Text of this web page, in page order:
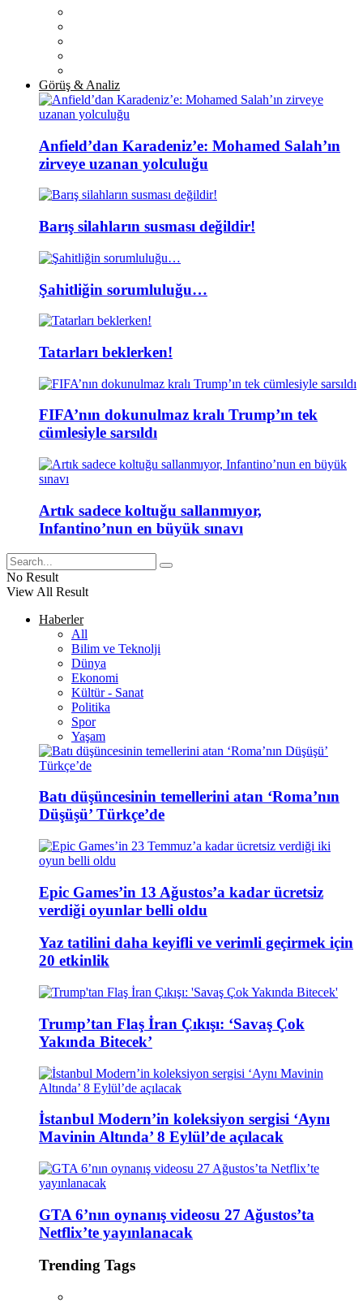
Görüş & Analiz
Anfield’dan Karadeniz’e: Mohamed Salah’ın
zirveye uzanan yolculuğu
Barış silahların susması değildir!
Şahitliğin sorumluluğu…
Tatarları beklerken!
FIFA’nın dokunulmaz kralı Trump’ın tek
cümlesiyle sarsıldı
Artık sadece koltuğu sallanmıyor,
Infantino’nun en büyük sınavı
No Result
View All Result
Haberler
All
Bilim ve Teknolji
Dünya
Ekonomi
Kültür - Sanat
Politika
Spor
Yaşam
Batı düşüncesinin temellerini atan ‘Roma’nın
Düşüşü’ Türkçe’de
Epic Games’in 13 Ağustos’a kadar ücretsiz
verdiği oyunlar belli oldu
Yaz tatilini daha keyifli ve verimli geçirmek için
20 etkinlik
Trump’tan Flaş İran Çıkışı: ‘Savaş Çok
Yakında Bitecek’
İstanbul Modern’in koleksiyon sergisi ‘Aynı
Mavinin Altında’ 8 Eylül’de açılacak
GTA 6’nın oynanış videosu 27 Ağustos’ta
Netflix’te yayınlanacak
Trending Tags